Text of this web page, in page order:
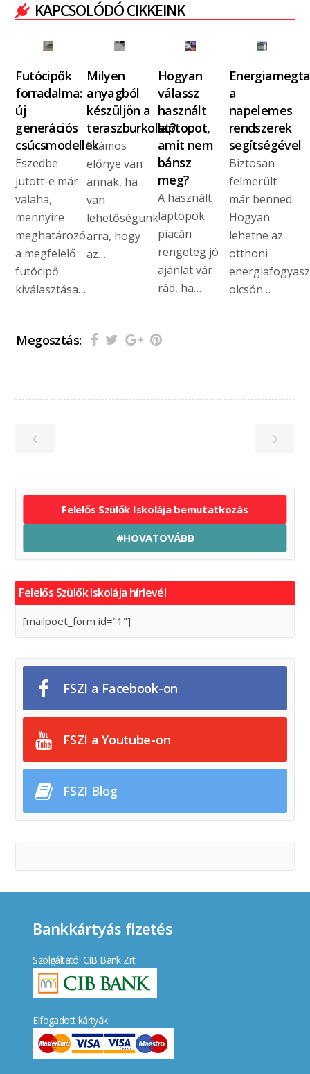
KAPCSOLÓDÓ CIKKEINK
Futócipők
forradalma:
új
generációs
csúcsmodellek
Eszedbe
jutott-e már
valaha,
mennyire
meghatározó
a megfelelő
futócipő
kiválasztása…
Milyen
anyagból
készüljön a
teraszburkolat?
Számos
előnye van
annak, ha
van
lehetőségünk
arra, hogy
az…
Hogyan
válassz
használt
laptopot,
amit nem
bánsz
meg?
A használt
laptopok
piacán
rengeteg jó
ajánlat vár
rád, ha…
a
napelemes
rendszerek
segítségével
Biztosan
felmerült
már benned:
Hogyan
lehetne az
otthoni
olcsón…
Megosztás:
Felelős Szülők Iskolája bemutatkozás
#HOVATOVÁBB
Felelős Szülők Iskolája hírlevél
[mailpoet_form id="1"]
FSZI a Facebook-on
FSZI a Youtube-on
FSZI Blog
Bankkártyás fizetés
Szolgáltató: CIB Bank Zrt.
Elfogadott kártyák: